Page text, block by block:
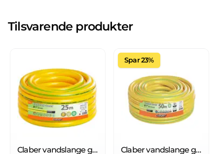
Tilsvarende produkter
Claber vandslange gul "FLEXYFORT GREEN"
Spar 23%
Claber vandslange gul "FLEXYFORT GREEN"